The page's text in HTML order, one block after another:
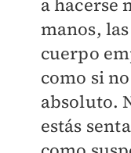
a hacerse
manos,
cuerpo
como si
absoluto.
estás